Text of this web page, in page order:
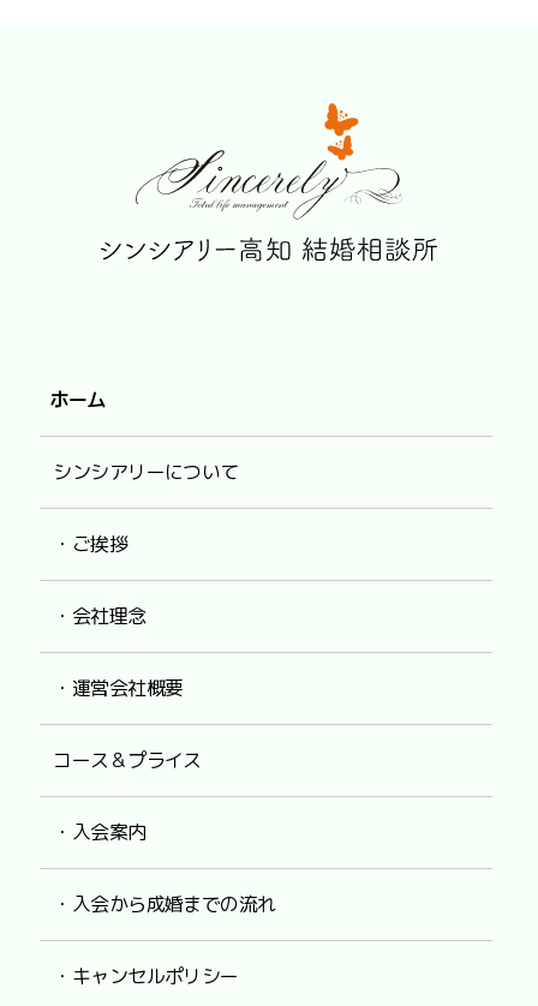
ホーム
シンシアリーについて
・ご挨拶
・会社理念
・運営会社概要
コース＆プライス
・入会案内
・入会から成婚までの流れ
・キャンセルポリシー